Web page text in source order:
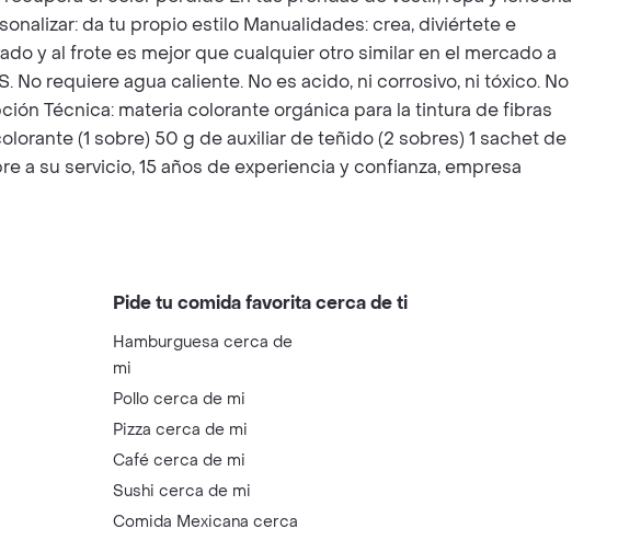
da tu propio estilo Manualidades: crea, diviértete e
y al frote es mejor que cualquier otro similar en el mercado a
No requiere agua caliente. No es acido, ni corrosivo, ni tóxico. No
Técnica: materia colorante orgánica para la tintura de fibras
(1 sobre) 50 g de auxiliar de teñido (2 sobres) 1 sachet de
a su servicio, 15 años de experiencia y confianza, empresa
Pide tu comida favorita cerca de ti
Hamburguesa cerca de
mi
Pollo cerca de mi
Pizza cerca de mi
Café cerca de mi
Sushi cerca de mi
Comida Mexicana cerca